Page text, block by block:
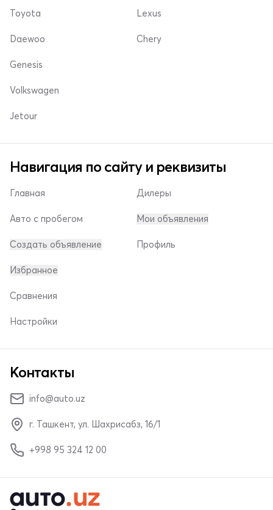
Toyota
Daewoo
Lexus
Chery
Genesis
Volkswagen
Jetour
Навигация по сайту и реквизиты
Главная
Авто с пробегом
Создать объявление
Дилеры
Мои объявления
Профиль
Избранное
Сравнения
Настройки
Контакты
info@auto.uz
г. Ташкент, ул. Шахрисабз, 16/1
+998 95 324 12 00